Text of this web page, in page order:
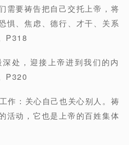
需要祷告把自己交托上帝，将
惧、焦虑、德行、才干、关系
P318
处，迎接上帝进到我们的内
P320
作：关心自己也关心别人。祷
活动，它也是上帝的百姓集体